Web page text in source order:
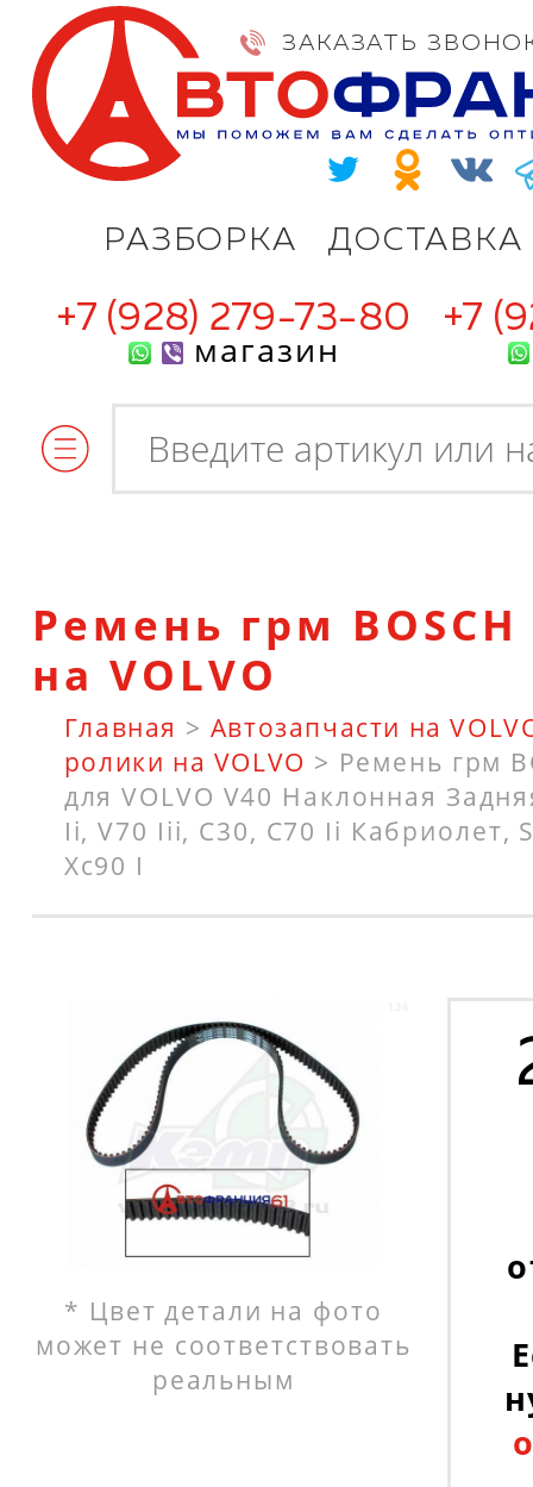
РАЗБОРКА ДОСТАВКА
ЗАКАЗАТЬ
+7 (928) 279-73-80
магазин
+7
Ремень грм BOSCH
на VOLVO
Главная > Автозапчасти на
ролики на VOLVO > Ремень грм
для VOLVO V40 Наклонная
Ii, V70 Iii, C30, C70 Ii Кабриолет,
Xc90 I
* Цвет детали на фото
может не соответствовать
реальным